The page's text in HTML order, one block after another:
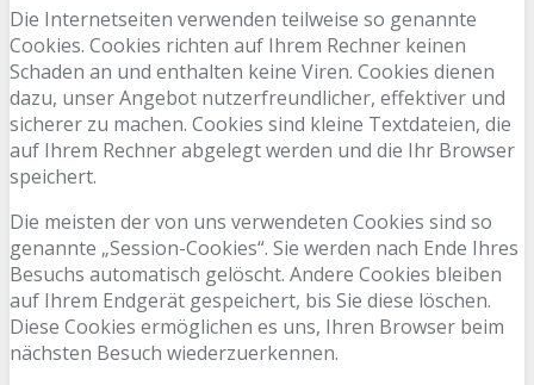
Die Internetseiten verwenden teilweise so genannte
Cookies. Cookies richten auf Ihrem Rechner keinen
Schaden an und enthalten keine Viren. Cookies dienen
dazu, unser Angebot nutzerfreundlicher, effektiver und
sicherer zu machen. Cookies sind kleine Textdateien, die
auf Ihrem Rechner abgelegt werden und die Ihr Browser
speichert.
Die meisten der von uns verwendeten Cookies sind so
genannte „Session-Cookies“. Sie werden nach Ende Ihres
Besuchs automatisch gelöscht. Andere Cookies bleiben
auf Ihrem Endgerät gespeichert, bis Sie diese löschen.
Diese Cookies ermöglichen es uns, Ihren Browser beim
nächsten Besuch wiederzuerkennen.